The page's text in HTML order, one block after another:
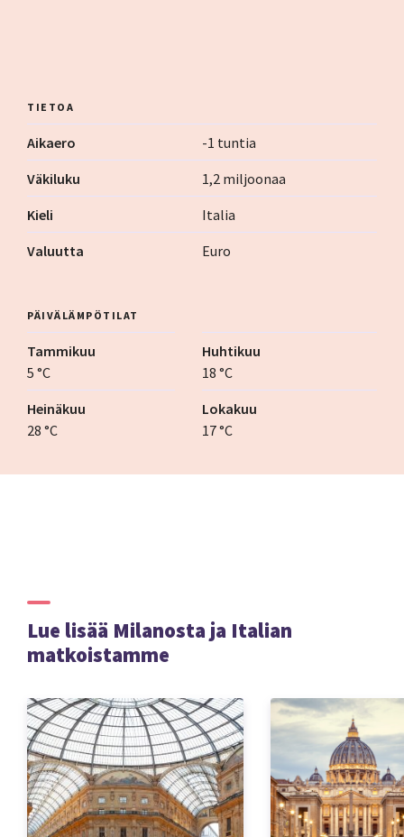
TIETOA
Aikaero
-1 tuntia
Väkiluku
1,2 miljoonaa
Kieli
Italia
Valuutta
Euro
PÄIVÄLÄMPÖTILAT
Tammikuu
5 °C
Huhtikuu
18 °C
Heinäkuu
28 °C
Lokakuu
17 °C
Lue lisää Milanosta ja Italian
matkoistamme